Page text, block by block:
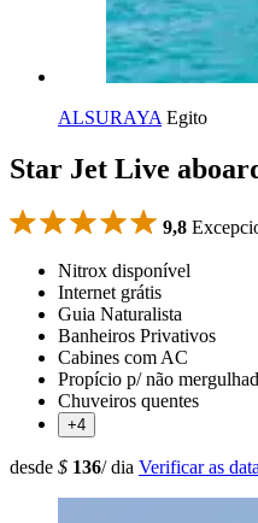
ALSURAYA Egito
Star Jet Live
9,8
Nitrox disponível
Internet grátis
Guia Naturalista
Banheiros Privativos
Cabines com AC
Propício p/ não
Chuveiros quentes
+4
desde $ 136/ dia Verificar as